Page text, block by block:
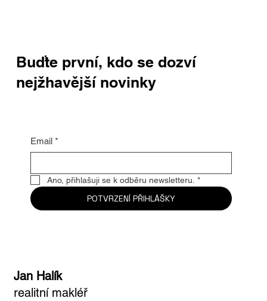
Buďte první, kdo se dozví
nejžhavější novinky
Email *
Ano, přihlašuji se k odběru newsletteru. *
POTVRZENÍ PŘIHLÁŠKY
Jan Halík
realitní makléř